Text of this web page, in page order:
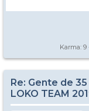
Karma: 9
Re: Gente de 35
LOKO TEAM